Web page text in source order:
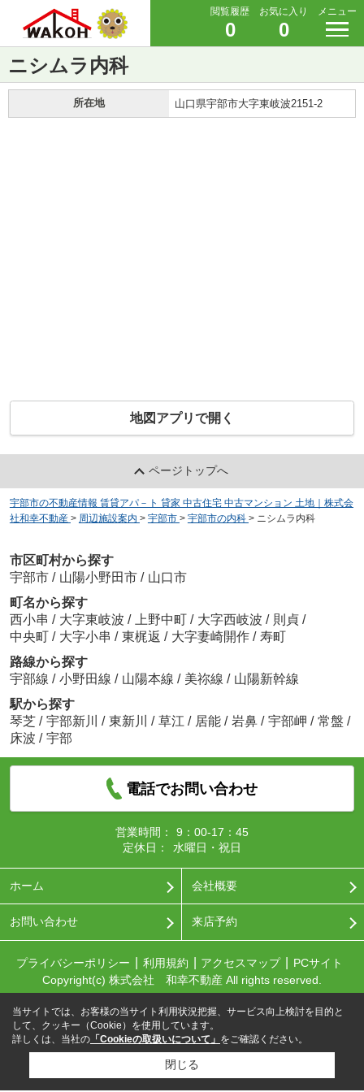
閲覧履歴
0
お気に入り
0
メニュー
ニシムラ内科
所在地 山口県宇部市大字東岐波2151-2
地図アプリで開く
ページトップへ
宇部市の不動産情報 賃貸アパ－ト 貸家 中古住宅 中古マンション 土地｜株式会
社和幸不動産 > 周辺施設案内 > 宇部市 > 宇部市の内科 > ニシムラ内科
市区町村から探す
宇部市 / 山陽小野田市 / 山口市
町名から探す
西小串 / 大字東岐波 / 上野中町 / 大字西岐波 / 則貞 /
中央町 / 大字小串 / 東梶返 / 大字妻崎開作 / 寿町
路線から探す
宇部線 / 小野田線 / 山陽本線 / 美祢線 / 山陽新幹線
駅から探す
琴芝 / 宇部新川 / 東新川 / 草江 / 居能 / 岩鼻 / 宇部岬 / 常盤 /
床波 / 宇部
電話でお問い合わせ
営業時間：
9：00-17：45
定休日：
水曜日・祝日
ホーム 会社概要
お問い合わせ 来店予約
プライバシーポリシー 利用規約 アクセスマップ
PCサイト
Copyright(c) 株式会社 和幸不動産 All rights reserved.
当サイトでは、お客様の当サイト利用状況把握、サービス向上検討を目的と
して、クッキー（Cookie）を使用しています。
詳しくは、当社の 「Cookieの取扱いについて」 をご確認ください。
閉じる